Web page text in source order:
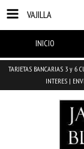
VAJILLA
INICIO
TARJETAS BANCARIAS 3 y 6
INTERES |